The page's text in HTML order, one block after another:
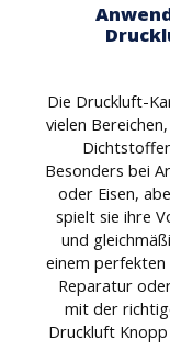
Die Druckluft-
vielen
Besonders bei
oder Eisen,
spielt sie ihre
und
einem perfekten
Reparatur
mit der
Druckluft